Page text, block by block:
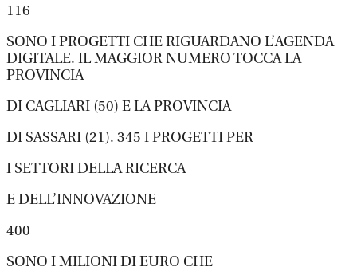
116
SONO I PROGETTI CHE RIGUARDANO L’AGENDA
DIGITALE. IL MAGGIOR NUMERO TOCCA LA
PROVINCIA
DI CAGLIARI (50) E LA PROVINCIA
DI SASSARI (21). 345 I PROGETTI PER
I SETTORI DELLA RICERCA
E DELL’INNOVAZIONE
400
SONO I MILIONI DI EURO CHE